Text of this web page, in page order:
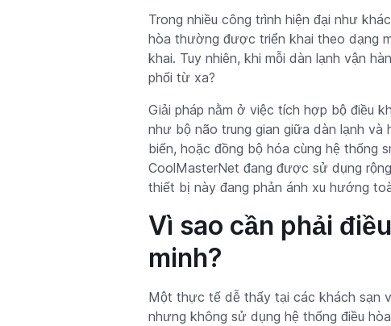
Trong nhiều công trình hiện đại như
hòa thường được triển khai theo dạng
khai. Tuy nhiên, khi mỗi dàn lạnh vận
phối từ xa?
Giải pháp nằm ở việc tích hợp bộ điều
như bộ não trung gian giữa dàn lạnh và
biến, hoặc đồng bộ hóa cùng hệ thống
CoolMasterNet đang được sử dụng
thiết bị này đang phản ánh xu hướng
Vì sao cần phải
minh?
Một thực tế dễ thấy tại các khách sạn
nhưng không sử dụng hệ thống điều